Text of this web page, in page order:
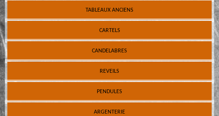
TABLEAUX ANCIENS
CARTELS
CANDELABRES
REVEILS
PENDULES
ARGENTERIE